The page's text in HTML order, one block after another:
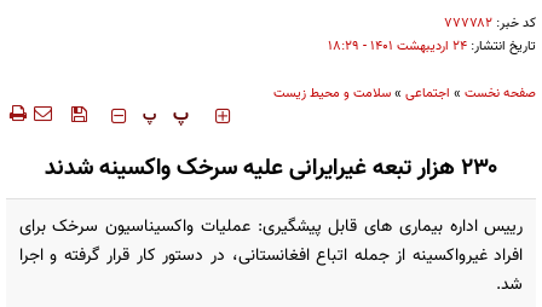
کد خبر: ۷۷۷۷۸۲
تاریخ انتشار: ۲۴ ارديبهشت ۱۴۰۱ - ۱۸:۲۹
صفحه نخست » اجتماعی »سلامت و محیط زیست
‍‍‍ پ پ
۲۳۰ هزار تبعه غیرایرانی علیه سرخک واکسینه شدند
رییس اداره بیماری های قابل پیشگیری: عملیات واکسیناسیون سرخک برای
افراد غیرواکسینه از جمله اتباع افغانستانی، در دستور کار قرار گرفته و اجرا
شد.